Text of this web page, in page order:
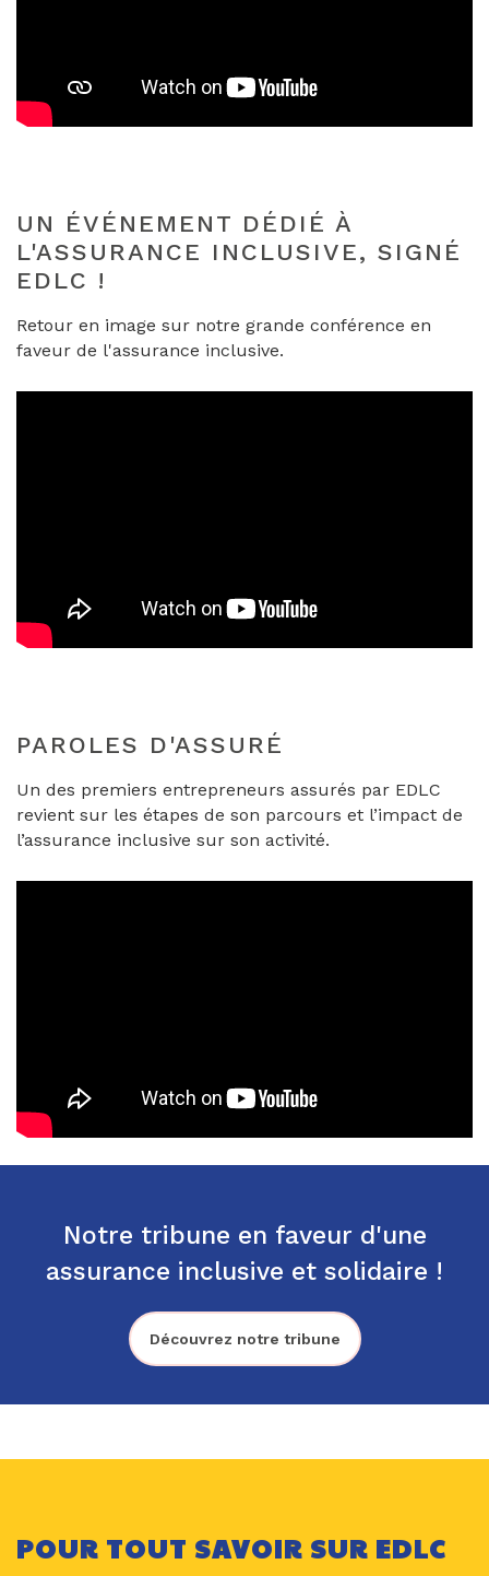
UN ÉVÉNEMENT DÉDIÉ À
L'ASSURANCE INCLUSIVE, SIGNÉ
EDLC !
Retour en image sur notre grande conférence en
faveur de l'assurance inclusive.
PAROLES D'ASSURÉ
Un des premiers entrepreneurs assurés par EDLC
revient sur les étapes de son parcours et l’impact de
l’assurance inclusive sur son activité.
Notre tribune en faveur d'une
assurance inclusive et solidaire !
Découvrez notre tribune
POUR TOUT SAVOIR SUR EDLC